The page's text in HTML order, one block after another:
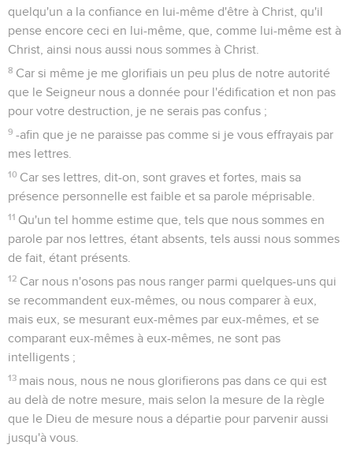
quelqu'un a la confiance en lui-même d'être à Christ, qu'il
pense encore ceci en lui-même, que, comme lui-même est à
Christ, ainsi nous aussi nous sommes à Christ.
8 Car si même je me glorifiais un peu plus de notre autorité
que le Seigneur nous a donnée pour l'édification et non pas
pour votre destruction, je ne serais pas confus ;
9 -afin que je ne paraisse pas comme si je vous effrayais par
mes lettres.
10 Car ses lettres, dit-on, sont graves et fortes, mais sa
présence personnelle est faible et sa parole méprisable.
11 Qu'un tel homme estime que, tels que nous sommes en
parole par nos lettres, étant absents, tels aussi nous sommes
de fait, étant présents.
12 Car nous n'osons pas nous ranger parmi quelques-uns qui
se recommandent eux-mêmes, ou nous comparer à eux,
mais eux, se mesurant eux-mêmes par eux-mêmes, et se
comparant eux-mêmes à eux-mêmes, ne sont pas
intelligents ;
13 mais nous, nous ne nous glorifierons pas dans ce qui est
au delà de notre mesure, mais selon la mesure de la règle
que le Dieu de mesure nous a départie pour parvenir aussi
jusqu'à vous.